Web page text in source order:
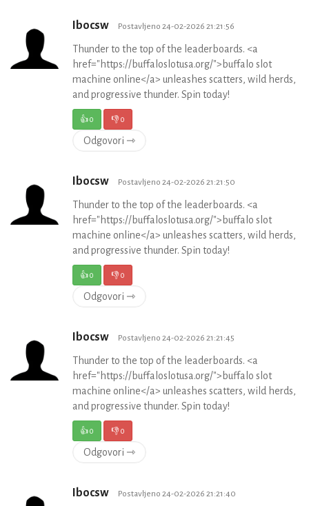
Ibocsw Postavljeno 24-02-2026 21:21:56
Thunder to the top of the leaderboards. <a
href="https://buffaloslotusa.org/">buffalo slot
machine online</a> unleashes scatters, wild herds,
and progressive thunder. Spin today!
👍0 👎0
Odgovori ⇾
Ibocsw Postavljeno 24-02-2026 21:21:50
Thunder to the top of the leaderboards. <a
href="https://buffaloslotusa.org/">buffalo slot
machine online</a> unleashes scatters, wild herds,
and progressive thunder. Spin today!
👍0 👎0
Odgovori ⇾
Ibocsw Postavljeno 24-02-2026 21:21:45
Thunder to the top of the leaderboards. <a
href="https://buffaloslotusa.org/">buffalo slot
machine online</a> unleashes scatters, wild herds,
and progressive thunder. Spin today!
👍0 👎0
Odgovori ⇾
Ibocsw Postavljeno 24-02-2026 21:21:40